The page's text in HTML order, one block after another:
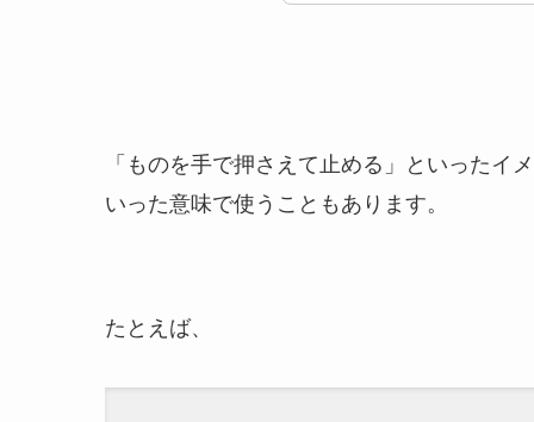
「ものを手で押さえて止める」といったイ
いった意味で使うこともあります。
たとえば、